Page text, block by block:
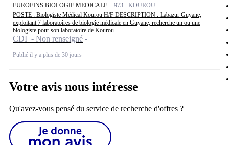
EUROFINS BIOLOGIE MEDICALE - 973 - KOUROU
POSTE : Biologiste Médical Kourou H/F DESCRIPTION : Labazur Guyane,
exploitant 7 laboratoires de biologie médicale en Guyane, recherche un ou une
biologiste pour son laboratoire de Kourou. ...
CDI - Non renseigné
Publié il y a plus de 30 jours
Votre avis nous intéresse
Qu'avez-vous pensé du service de recherche d'offres ?